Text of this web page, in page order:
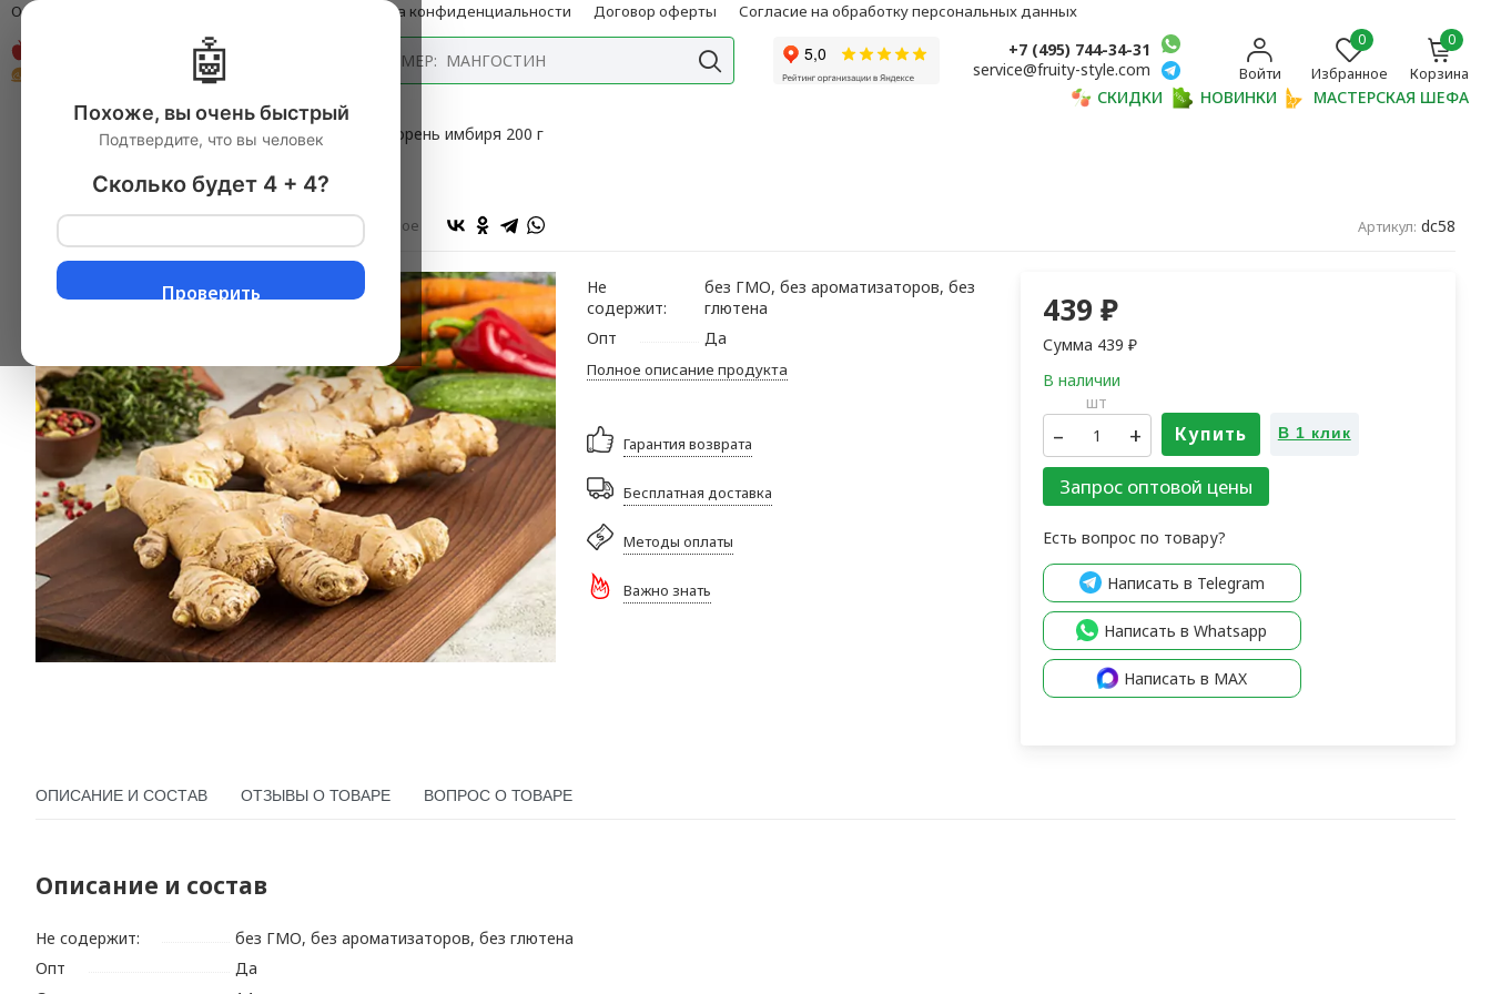
О компании Политика конфиденциальности Договор оферты Согласие на обработку персональных данных
Каталог
+7 (495) 744-34-31
service@fruity-style.com
Войти
0
Избранное
0
Корзина
СКИДКИ НОВИНКИ
МАСТЕРСКАЯ ШЕФА
→ Овощи свежие▼ → Имбирь Корень имбиря 200 г
Корень имбиря 200 г
В избранное Артикул: dc58
Не
содержит:
без ГМО, без ароматизаторов, без
глютена
Опт
Да
Полное описание продукта
Гарантия возврата
Бесплатная доставка
Методы оплаты
Важно знать
439 ₽
Сумма 439 ₽
шт
– + Купить В 1 клик
Запрос оптовой цены
Есть вопрос по товару?
Написать в Telegram
Написать в Whatsapp
Написать в MAX
ОПИСАНИЕ И СОСТАВ ОТЗЫВЫ О ТОВАРЕ ВОПРОС О ТОВАРЕ
Описание и состав
Не содержит:
без ГМО, без ароматизаторов, без глютена
Опт
Да
🤖
Похоже, вы очень быстрый
Подтвердите, что вы человек
Сколько будет 4 + 4?
Проверить